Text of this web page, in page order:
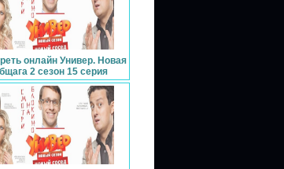
онлайн Универ. Новая
2 сезон 15 серия